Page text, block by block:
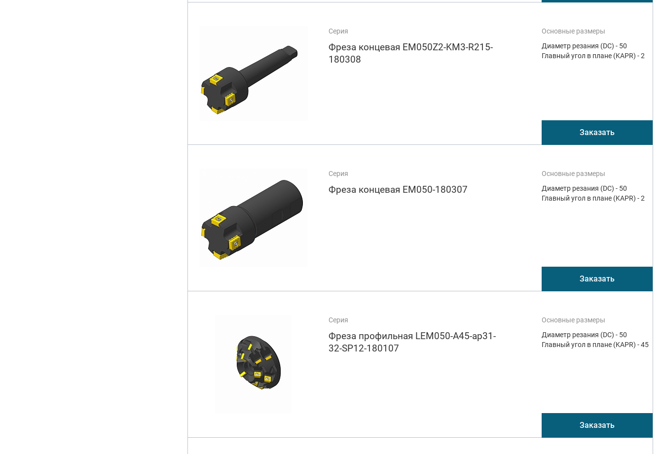
Серия
Фреза концевая EM050Z2-KM3-R215-
180308
Основные размеры
Диаметр резания (DC) - 50
Главный угол в плане (KAPR) - 2
Заказать
Серия
Фреза концевая EM050-180307
Основные размеры
Диаметр резания (DC) - 50
Главный угол в плане (KAPR) - 2
Заказать
Серия
Фреза профильная LEM050-A45-ap31-
32-SP12-180107
Основные размеры
Диаметр резания (DC) - 50
Главный угол в плане (KAPR) - 45
Заказать